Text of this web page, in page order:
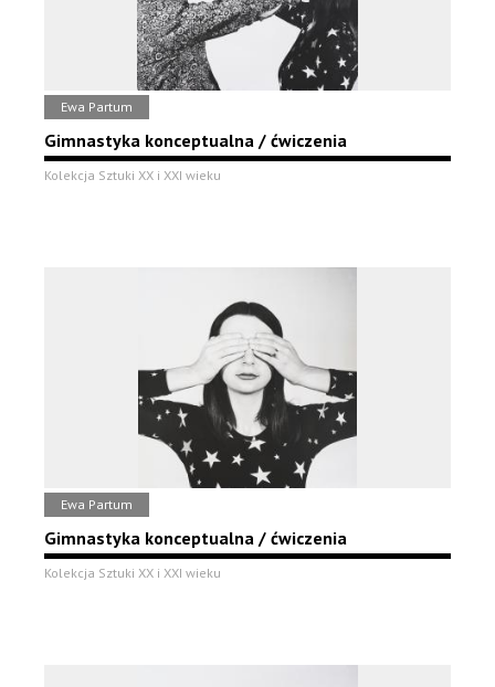
Ewa Partum
Gimnastyka konceptualna / ćwiczenia
Kolekcja Sztuki XX i XXI wieku
Ewa Partum
Gimnastyka konceptualna / ćwiczenia
Kolekcja Sztuki XX i XXI wieku